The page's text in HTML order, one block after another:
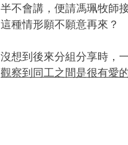
半不會講，便請馮珮牧師
這種情形願不願意再來？
沒想到後來分組分享時，
觀察到同工之間是很有愛